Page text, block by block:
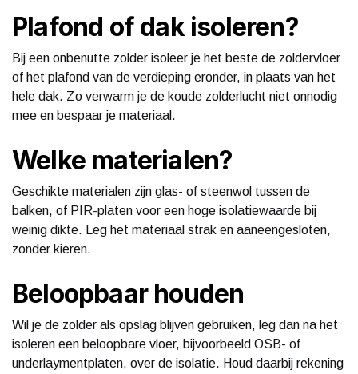
Plafond of dak isoleren?
Bij een onbenutte zolder isoleer je het beste de zoldervloer
of het plafond van de verdieping eronder, in plaats van het
hele dak. Zo verwarm je de koude zolderlucht niet onnodig
mee en bespaar je materiaal.
Welke materialen?
Geschikte materialen zijn glas- of steenwol tussen de
balken, of PIR-platen voor een hoge isolatiewaarde bij
weinig dikte. Leg het materiaal strak en aaneengesloten,
zonder kieren.
Beloopbaar houden
Wil je de zolder als opslag blijven gebruiken, leg dan na het
isoleren een beloopbare vloer, bijvoorbeeld OSB- of
underlaymentplaten, over de isolatie. Houd daarbij rekening